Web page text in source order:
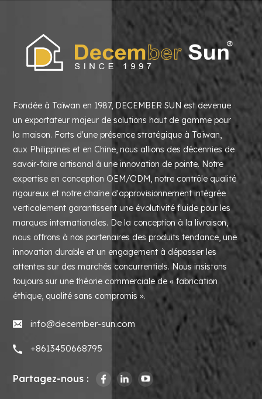
Fondée à Taïwan en 1987, DECEMBER SUN est devenue
un exportateur majeur de solutions haut de gamme pour
la maison. Forts d'une présence stratégique à Taïwan,
aux Philippines et en Chine, nous allions des décennies de
savoir-faire artisanal à une innovation de pointe. Notre
expertise en conception OEM/ODM, notre contrôle qualité
rigoureux et notre chaîne d'approvisionnement intégrée
verticalement garantissent une évolutivité fluide pour les
marques internationales. De la conception à la livraison,
nous offrons à nos partenaires des produits tendance, une
innovation durable et un engagement à dépasser les
attentes sur des marchés concurrentiels. Nous insistons
toujours sur une théorie commerciale de « fabrication
éthique, qualité sans compromis ».
info@december-sun.com
+8613450668795
Partagez-nous :